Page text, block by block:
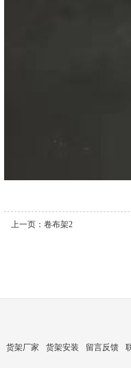
上一页： 卷布架2
货架厂家 货架安装 留言反馈